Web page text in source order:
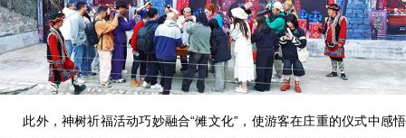
此外，神树祈福活动巧妙融合“傩文化”，使游客在庄重的仪式中感悟